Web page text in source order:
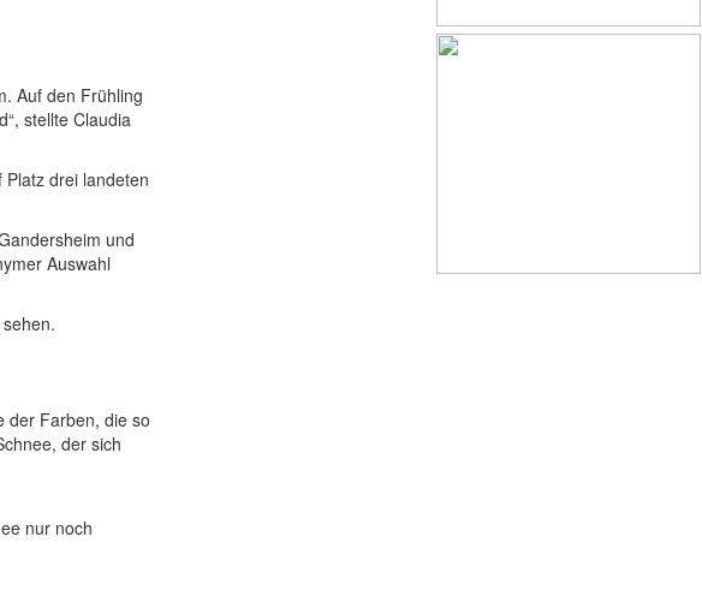
Auf den Frühling
stellte Claudia
drei landeten
und
Auswahl
der Farben, die so
der sich
nur noch